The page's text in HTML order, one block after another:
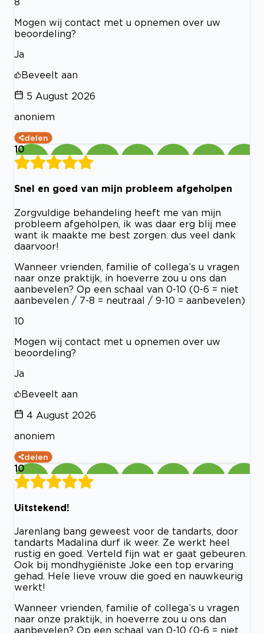
Mogen wij contact met u opnemen over uw
beoordeling?
Ja
Beveelt aan
5 August 2026
anoniem
delen
10
Snel en goed van mijn probleem afgeholpen
Zorgvuldige behandeling heeft me van mijn
probleem afgeholpen, ik was daar erg blij mee
want ik maakte me best zorgen. dus veel dank
daarvoor!
Wanneer vrienden, familie of collega’s u vragen
naar onze praktijk, in hoeverre zou u ons dan
aanbevelen? Op een schaal van 0-10 (0-6 = niet
aanbevelen / 7-8 = neutraal / 9-10 = aanbevelen)
10
Mogen wij contact met u opnemen over uw
beoordeling?
Ja
Beveelt aan
4 August 2026
anoniem
delen
10
Uitstekend!
Jarenlang bang geweest voor de tandarts, door
tandarts Madalina durf ik weer. Ze werkt heel
rustig en goed. Verteld fijn wat er gaat gebeuren.
Ook bij mondhygiëniste Joke een top ervaring
gehad. Hele lieve vrouw die goed en nauwkeurig
werkt!
Wanneer vrienden, familie of collega’s u vragen
naar onze praktijk, in hoeverre zou u ons dan
aanbevelen? Op een schaal van 0-10 (0-6 = niet